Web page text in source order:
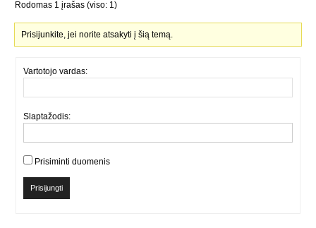
Rodomas 1 įrašas (viso: 1)
Prisijunkite, jei norite atsakyti į šią temą.
Vartotojo vardas:
Slaptažodis:
Prisiminti duomenis
Prisijungti